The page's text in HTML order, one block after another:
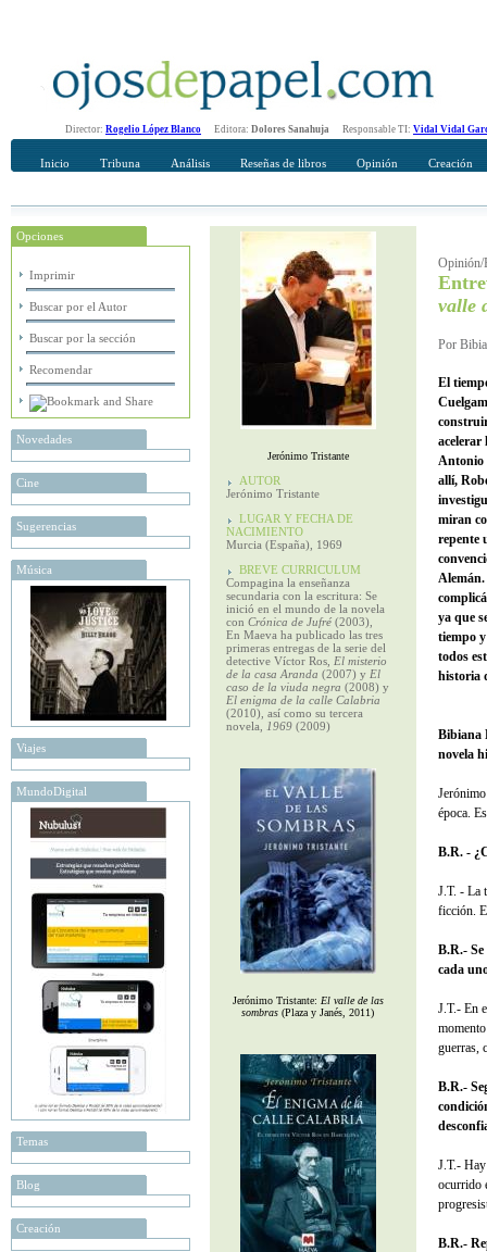
Director: Rogelio López Blanco Editora: Dolores Sanahuja Responsable TI: Vidal Vidal
Inicio Tribuna Análisis Reseñas de libros Opinión Creación
Opciones
Imprimir
Buscar por el Autor
Buscar por la sección
Recomendar
Novedades
Cine
Sugerencias
Música
Viajes
MundoDigital
Temas
Blog
Creación
Recomendar
Su nombre Completo
Jerónimo Tristante
AUTOR
Jerónimo Tristante
LUGAR Y FECHA DE
NACIMIENTO
Murcia (España), 1969
BREVE CURRICULUM
Compagina la enseñanza
secundaria con la escritura: Se
inició en el mundo de la novela
con Crónica de Jufré (2003),
En Maeva ha publicado las tres
primeras entregas de la serie del
detective Víctor Ros, El misterio
de la casa Aranda (2007) y El
caso de la viuda negra (2008) y
El enigma de la calle Calabria
(2010), así como su tercera
novela,
1969 (2009)
Jerónimo Tristante: El valle de las
sombras (Plaza y Janés, 2011)
Opinión/
valle
Por
El
acelerar
Antonio
allí,
miran
repente
Alemán.
ya que
tiempo
todos
historia
Bibiana
novela
época.
B.R. -
J.T. - La
ficción.
B.R.-
cada
J.T.- En
guerras,
B.R.-
J.T.-
ocurrido
B.R.-